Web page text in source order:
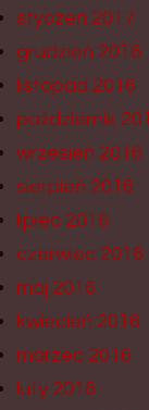
styczeń 2017
grudzień 2016
listopad 2016
październik
wrzesień 2016
sierpień 2016
lipiec 2016
czerwiec 2016
maj 2016
kwiecień 2016
marzec 2016
luty 2016